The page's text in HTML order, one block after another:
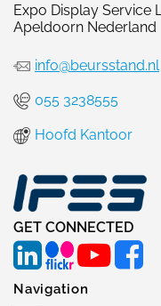
Expo Display Service
Apeldoorn Nederland
info@beursstand.nl
055 3238555
Hoofd Kantoor
GET CONNECTED
Navigation